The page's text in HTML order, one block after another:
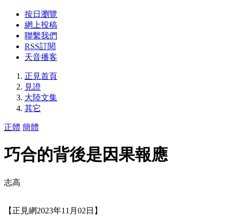
按日瀏覽
網上投稿
聯繫我們
RSS訂閱
天音播客
正見首頁
見證
大陸文集
其它
正體 簡體
巧合的背後是因果報應
志高
【正見網2023年11月02日】